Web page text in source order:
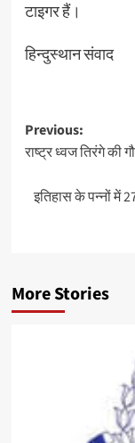
टाइगर हैं।
हिन्दुस्थान संवाद
Post
Previous:
राष्ट्र ध्वज तिरंगे की
इतिहास के पन्नों में
More Stories